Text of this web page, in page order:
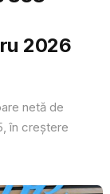
2026
netă de
în creștere